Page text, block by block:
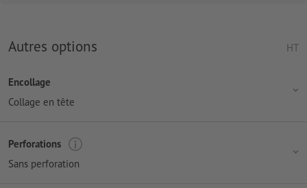
Autres options HT
Encollage
Collage en tête
Perforations
Sans perforation